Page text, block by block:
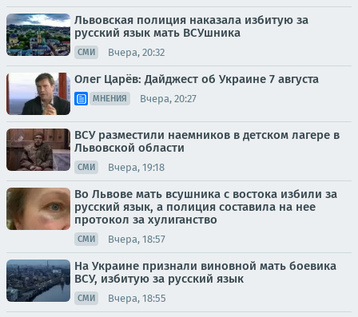
Львовская полиция наказала избитую за
русский язык мать ВСУшника
СМИ Вчера, 20:32
Олег Царёв: Дайджест об Украине 7 августа
МНЕНИЯ Вчера, 20:27
ВСУ разместили наемников в детском лагере в
Львовской области
СМИ Вчера, 19:18
Во Львове мать всушника с востока избили за
русский язык, а полиция составила на нее
протокол за хулиганство
СМИ Вчера, 18:57
На Украине признали виновной мать боевика
ВСУ, избитую за русский язык
СМИ Вчера, 18:55